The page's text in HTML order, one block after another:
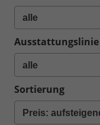
Ausstattungslinie
Sortierung